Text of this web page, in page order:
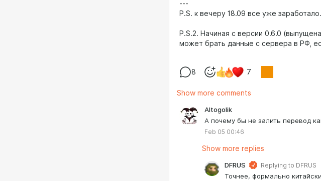
---
P.S. к вечеру 18.09 все уже заработало.
P.S.2. Начиная с версии 0.6.0
может брать данные с сервера в РФ,
8 7
Show more comments
Altogolik
А почему бы не залить перевод
Feb 05 00:46
Show more replies
DFRUS Replying to DFRUS
Точнее, формально